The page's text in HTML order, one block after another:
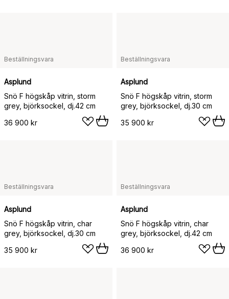
Beställningsvara
Asplund
Snö F högskåp vitrin, storm
grey, björksockel, dj.42 cm
36 900 kr
Beställningsvara
Asplund
Snö F högskåp vitrin, storm
grey, björksockel, dj.30 cm
35 900 kr
Beställningsvara
Asplund
Snö F högskåp vitrin, char
grey, björksockel, dj.30 cm
35 900 kr
Beställningsvara
Asplund
Snö F högskåp vitrin, char
grey, björksockel, dj.42 cm
36 900 kr